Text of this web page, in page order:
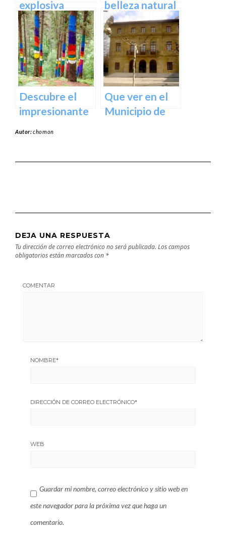
explosiva
arquitectura
del Museo
Guggenheim
Bilbao | Visita
imprescindible
belleza natural
del Parque
Natural de
Aralar en tu
próxima
escapada
Descubre el
impresionante
Que ver en el
Municipio de
Autor:chomon
DEJA UNA RESPUESTA
Tu dirección de correo electrónico no será publicada. Los campos
obligatorios están marcados con *
COMENTAR
NOMBRE*
DIRECCIÓN DE CORREO ELECTRÓNICO*
WEB
Guardar mi nombre, correo electrónico y sitio web en
este navegador para la próxima vez que haga un
comentario.